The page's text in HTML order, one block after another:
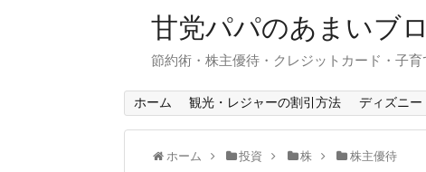
甘党パパのあまいブ
節約術・株主優待・クレジットカード・子
ホーム 観光・レジャーの割引方法 ディズニー
ホーム 投資 株 株主優待